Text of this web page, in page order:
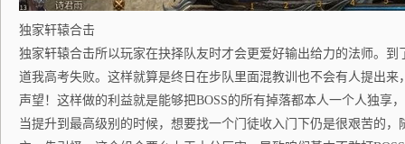
独家轩辕合击
独家轩辕合击所以玩家在抉择队友时才会更爱好输出给力的法师。到
道我高考失败。这样就算是终日在步队里面混教训也不会有人提出
声望！这样做的利益就是能够把BOSS的所有掉落都本人一个人独享
当提升到最高级别的时候，想要找一个门徒收入门下仍是很艰苦的